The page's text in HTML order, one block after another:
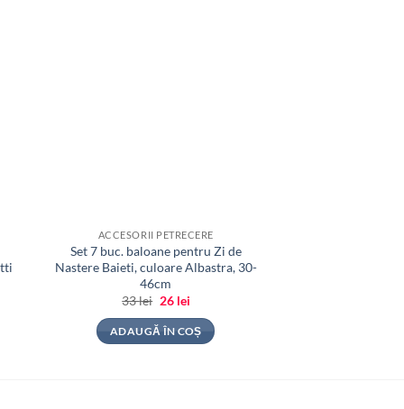
ACCESORII PETRECERE
Set 7 buc. baloane pentru Zi de
Nastere Baieti, culoare Albastra, 30-
46cm
33lei Prețul
a
fost:
26 leiPrețul
este:
26 lei.
ADAUGĂ ÎN COȘ